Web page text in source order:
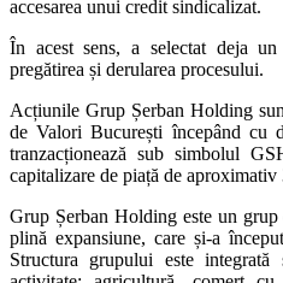
accesarea unui credit sindicalizat.
În acest sens, a selectat deja
pregătirea și derularea procesului.
Acțiunile Grup Șerban Holding
de Valori București începând cu
tranzacționează sub simbolul
capitalizare de piață de
Grup Șerban Holding este un
plină expansiune, care și-a
Structura grupului este